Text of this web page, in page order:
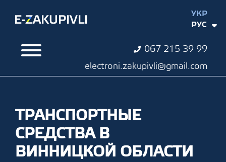
067 215 39 99
electroni.zakupivli@gmail.com
УКР
РУС
ТРАНСПОРТНЫЕ
СРЕДСТВА В
ВИННИЦКОЙ ОБЛАСТИ